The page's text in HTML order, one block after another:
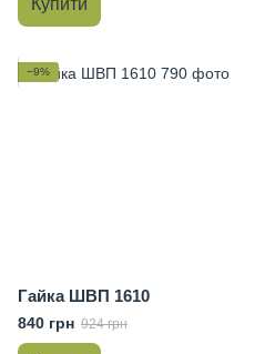
Купити
−9%
Гайка ШВП 1610
840 грн 924 грн